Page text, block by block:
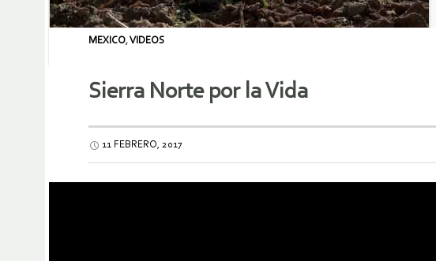
MEXICO,VIDEOS
Sierra Norte por la Vida
11 FEBRERO, 2017